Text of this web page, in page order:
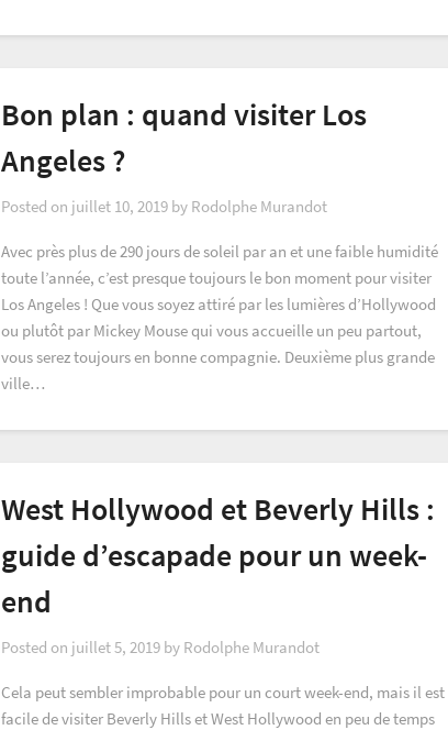
Bon plan : quand visiter Los
Angeles ?
Posted on juillet 10, 2019by Rodolphe Murandot
Avec près plus de 290 jours de soleil par an et une faible humidité
toute l’année, c’est presque toujours le bon moment pour visiter
Los Angeles ! Que vous soyez attiré par les lumières d’Hollywood
ou plutôt par Mickey Mouse qui vous accueille un peu partout,
vous serez toujours en bonne compagnie. Deuxième plus grande
ville…
West Hollywood et Beverly Hills :
guide d’escapade pour un week-
end
Posted on juillet 5, 2019by Rodolphe Murandot
Cela peut sembler improbable pour un court week-end, mais il est
facile de visiter Beverly Hills et West Hollywood en peu de temps